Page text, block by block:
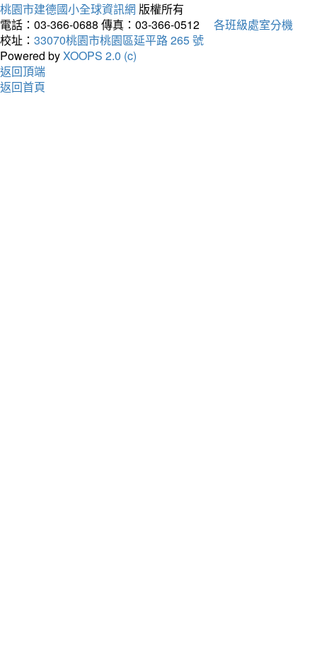
桃園市建德國小全球資訊網 版權所有
電話：03-366-0688 傳真：03-366-0512
各班級處室分機
校址： 33070桃園市桃園區延平路 265 號
Powered byXOOPS 2.0 (c)
返回頂端
返回首頁